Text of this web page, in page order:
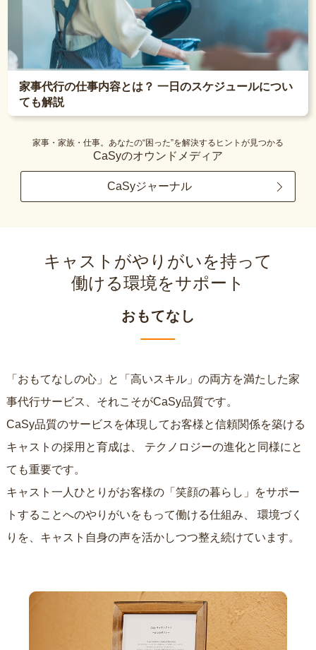
家事代行の仕事内容とは？ 一日のスケジュールについ
ても解説
家事・家族・仕事。あなたの“困った”を解決するヒントが見つかる
CaSyのオウンドメディア
CaSyジャーナル
キャストがやりがいを持って
働ける環境をサポート
おもてなし
「おもてなしの心」と「高いスキル」の両方を満たした家
事代行サービス、それこそがCaSy品質です。
CaSy品質のサービスを体現してお客様と信頼関係を築ける
キャストの採用と育成は、
ても重要です。
キャスト一人ひとりがお客様の「笑顔の暮らし」をサポー
トすることへのやりがいをもって働ける仕組み、
りを、キャスト自身の声を活かしつつ整え続けています。